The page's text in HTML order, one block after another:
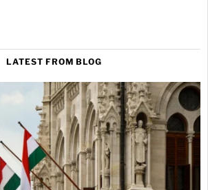
LATEST FROM BLOG